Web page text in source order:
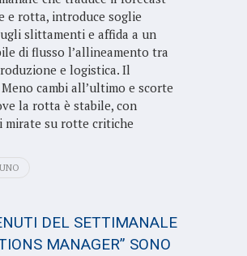
e rotta, introduce soglie
slittamenti e affida a un
di flusso l’allineamento tra
e logistica. Il
cambi all’ultimo e scorte
la rotta è stabile, con
mirate su rotte critiche
DEL SETTIMANALE
MANAGER” SONO